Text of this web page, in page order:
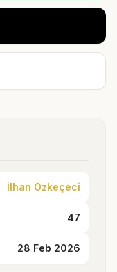
İlhan Özkeçeci
47
28 Feb 2026